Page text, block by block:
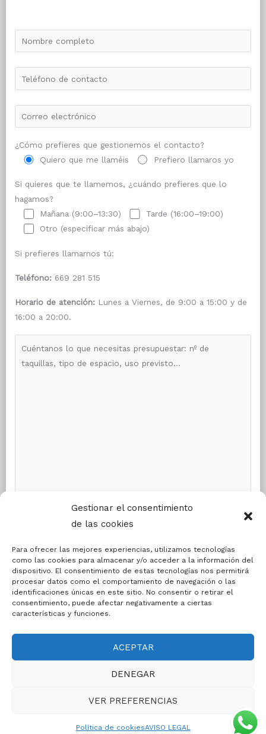
Gestionar el consentimiento
de las cookies
Para ofrecer las mejores experiencias, utilizamos tecnologías
como las cookies para almacenar y/o acceder a la información del
dispositivo. El consentimiento de estas tecnologías nos permitirá
procesar datos como el comportamiento de navegación o las
identificaciones únicas en este sitio. No consentir o retirar el
consentimiento, puede afectar negativamente a ciertas
características y funciones.
ACEPTAR
DENEGAR
VER PREFERENCIAS
Política de cookiesAVISO LEGAL
¿Cómo prefieres que gestionemos el contacto?
Quiero que me llaméis
Prefiero llamaros yo
Si quieres que te llamemos, ¿cuándo prefieres que lo
hagamos?
Mañana (9:00–13:30)
Tarde (16:00–19:00)
Otro (especificar más abajo)
Si prefieres llamarnos tú:
Teléfono: 669 281 515
Horario de atención: Lunes a Viernes, de 9:00 a 15:00 y de
16:00 a 20:00.
condiciones de la web
Copyright © 2026Taquillas Blok- Todos los derechos
Dirección: POLIGONO EL PLANO, Calle Sta. Fé, Nº 124,
Zaragoza
Terminos y condiciones
Política de cookies (UE)